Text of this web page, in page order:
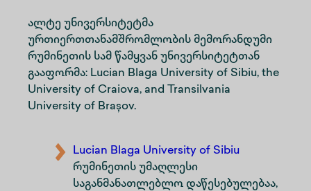
ალტე უნივერსიტეტმა
ურთიერთთანამშრომლობის მემორანდუმი
რუმინეთის სამ წამყვან უნივერსიტეტთან
გააფორმა: Lucian Blaga University of Sibiu, the
University of Craiova, and Transilvania
University of Brașov.
Lucian Blaga University of Sibiu
რუმინეთის უმაღლესი
საგანმანათლებლო დაწესებულებაა,